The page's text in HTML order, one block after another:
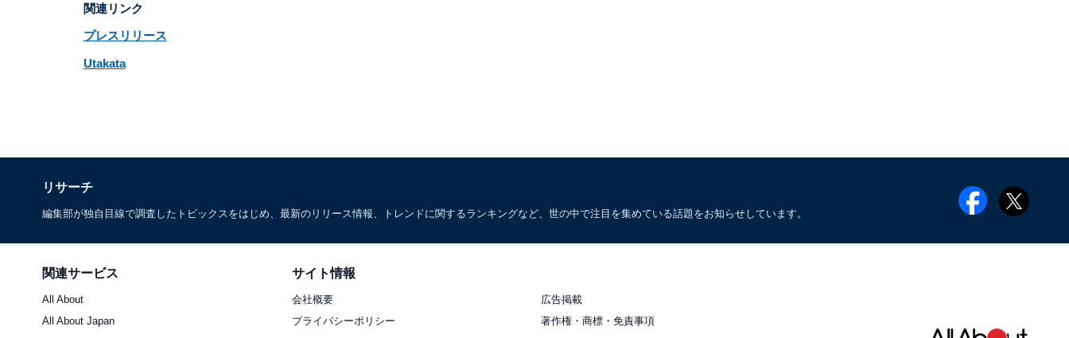
関連リンク
プレスリリース
Utakata
リサーチ
編集部が独自目線で調査したトピックスをはじめ、最新のリリース情報、トレンドに関するランキングなど、世の中で注目を集めている話題をお知らせしています。
関連サービス
All About
All About Japan
サイト情報
会社概要
広告掲載
プライバシーポリシー
著作権・商標・免責事項